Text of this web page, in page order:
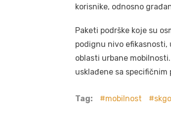
korisnike, odnosno
Paketi podrške koje su
podignu nivo
oblasti urbane
usklađene sa
Tag: mobilnost skgo